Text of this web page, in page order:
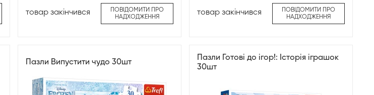
товар закінчився
ПОВІДОМИТИ ПРО
НАДХОДЖЕННЯ
товар закінчився
ПОВІДОМИТИ ПРО
НАДХОДЖЕННЯ
Пазли Випустити чудо 30шт
Пазли Готові до ігор!: Історія іграшок
30шт